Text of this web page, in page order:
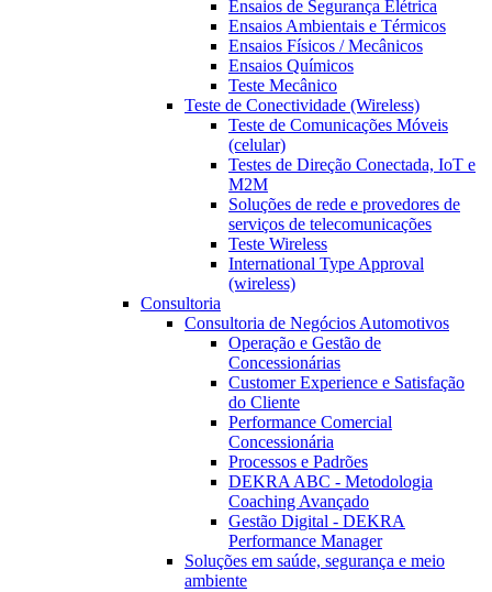
Ensaios de Segurança Elétrica
Ensaios Ambientais e Térmicos
Ensaios Físicos / Mecânicos
Ensaios Químicos
Teste Mecânico
Teste de Conectividade (Wireless)
Teste de Comunicações Móveis
(celular)
Testes de Direção Conectada, IoT e
M2M
Soluções de rede e provedores de
serviços de telecomunicações
Teste Wireless
International Type Approval
(wireless)
Consultoria
Consultoria de Negócios Automotivos
Operação e Gestão de
Concessionárias
Customer Experience e Satisfação
do Cliente
Performance Comercial
Concessionária
Processos e Padrões
DEKRA ABC - Metodologia
Coaching Avançado
Gestão Digital - DEKRA
Performance Manager
Soluções em saúde, segurança e meio
ambiente